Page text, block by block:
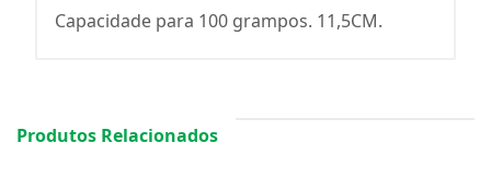
Capacidade para 100 grampos. 11,5CM.
Produtos Relacionados